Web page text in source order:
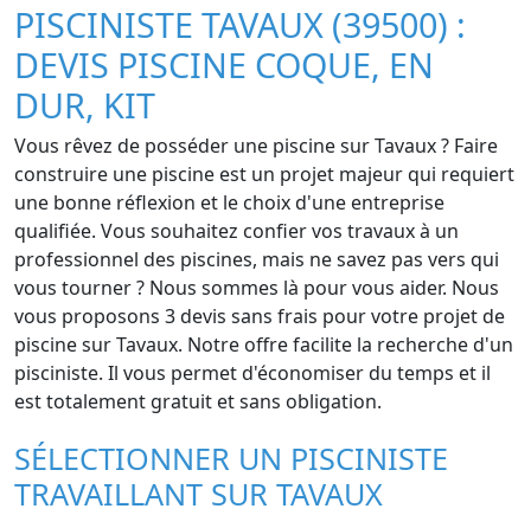
PISCINISTE TAVAUX (39500) :
DEVIS PISCINE COQUE, EN
DUR, KIT
Vous rêvez de posséder une piscine sur Tavaux ? Faire
construire une piscine est un projet majeur qui requiert
une bonne réflexion et le choix d'une entreprise
qualifiée. Vous souhaitez confier vos travaux à un
professionnel des piscines, mais ne savez pas vers qui
vous tourner ? Nous sommes là pour vous aider. Nous
vous proposons 3 devis sans frais pour votre projet de
piscine sur Tavaux. Notre offre facilite la recherche d'un
pisciniste. Il vous permet d'économiser du temps et il
est totalement gratuit et sans obligation.
SÉLECTIONNER UN PISCINISTE
TRAVAILLANT SUR TAVAUX